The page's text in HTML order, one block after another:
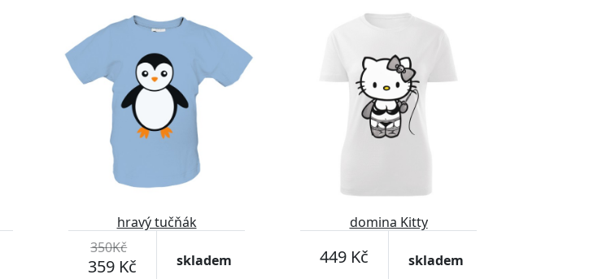
hravý tučňák
350Kč
359 Kč skladem
domina Kitty
449 Kč skladem